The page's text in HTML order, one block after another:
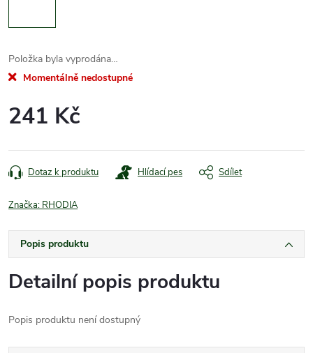
Položka byla vyprodána…
Momentálně nedostupné
241 Kč
cena:
Dotaz k produktu Hlídací pes Sdílet
Značka: RHODIA
Popis produktu
Detailní popis produktu
Popis produktu není dostupný